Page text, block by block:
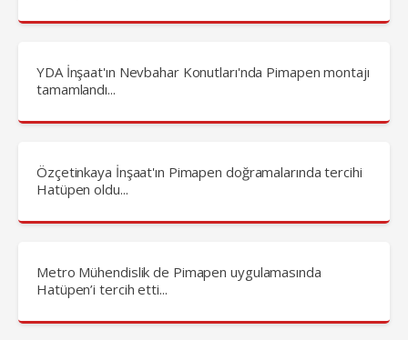
YDA İnşaat'ın Nevbahar Konutları'nda Pimapen montajı
tamamlandı...
Özçetinkaya İnşaat'ın Pimapen doğramalarında tercihi
Hatüpen oldu...
Metro Mühendislik de Pimapen uygulamasında
Hatüpen’i tercih etti...